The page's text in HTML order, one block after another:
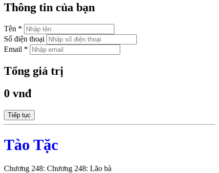
Thông tin của bạn
Tên *
Số điện thoại
Email *
Tổng giá trị
0 vnđ
Tiếp tục
Tào Tặc
Chương 248: Chương 248: Lão bà